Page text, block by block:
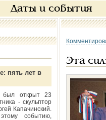
Даты и события
пять лет в
был открыт 23
- скульптор
Капачинский.
событию,
Эта